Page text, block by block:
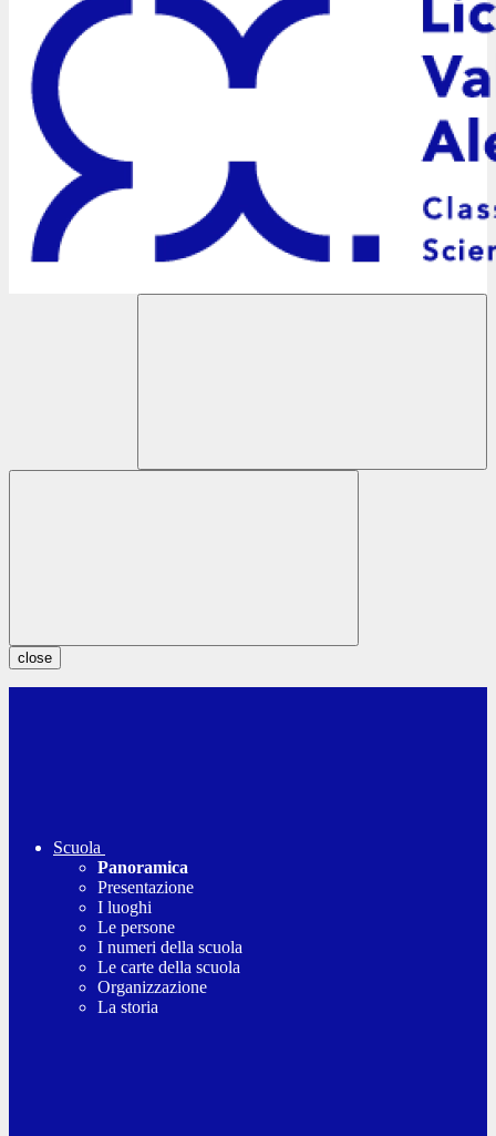
close
Scuola
Panoramica
Presentazione
I luoghi
Le persone
I numeri della scuola
Le carte della scuola
Organizzazione
La storia